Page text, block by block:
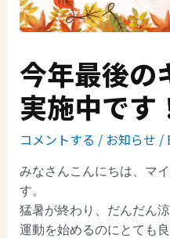
今年最後の
実施中です
コメントする / お知らせ /
みなさんこんにちは、マ
す。
猛暑が終わり、だんだん
運動を始めるのにとても